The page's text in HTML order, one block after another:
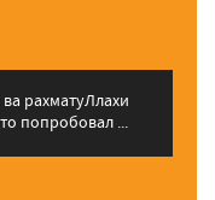
попробовал ...